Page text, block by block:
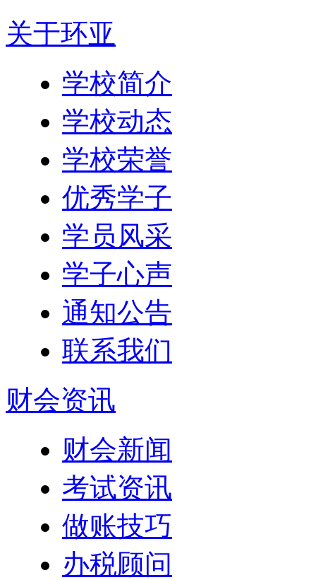
关于环亚
学校简介
学校动态
学校荣誉
优秀学子
学员风采
学子心声
通知公告
联系我们
财会资讯
财会新闻
考试资讯
做账技巧
办税顾问